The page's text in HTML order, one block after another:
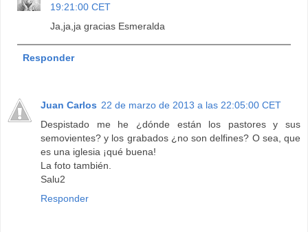
19:21:00 CET
Ja,ja,ja gracias Esmeralda
Responder
Juan Carlos 22 de marzo de 2013 a las 22:05:00 CET
Despistado me he ¿dónde están los pastores y sus
semovientes? y los grabados ¿no son delfines? O sea, que
es una iglesia ¡qué buena!
La foto también.
Salu2
Responder